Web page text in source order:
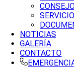
NOTICIAS
GALERÍA
CONTACTO